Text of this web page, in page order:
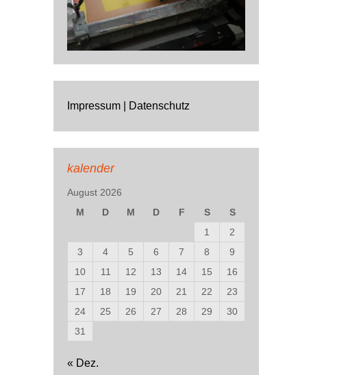
Impressum | Datenschutz
kalender
August 2026
M
D M D F S
S
1
2
3
4 5 6 7 8
9
10
11 12 13 14 15
16
17
18 19 20 21 22
23
24
25 26 27 28 29
30
31
« Dez.